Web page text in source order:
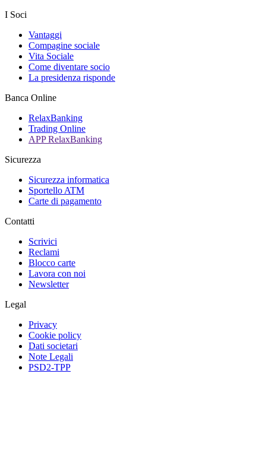
I Soci
Vantaggi
Compagine sociale
Vita Sociale
Come diventare socio
La presidenza risponde
Banca Online
RelaxBanking
Trading Online
APP RelaxBanking
Sicurezza
Sicurezza informatica
Sportello ATM
Carte di pagamento
Contatti
Scrivici
Reclami
Blocco carte
Lavora con noi
Newsletter
Legal
Privacy
Cookie policy
Dati societari
Note Legali
PSD2-TPP